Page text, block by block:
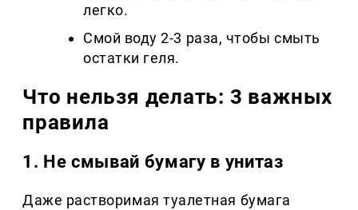
легко.
Смой воду 2-3 раза, чтобы смыть
остатки геля.
Что нельзя делать: 3 важных
правила
1. Не смывай бумагу в унитаз
Даже растворимая туалетная бумага